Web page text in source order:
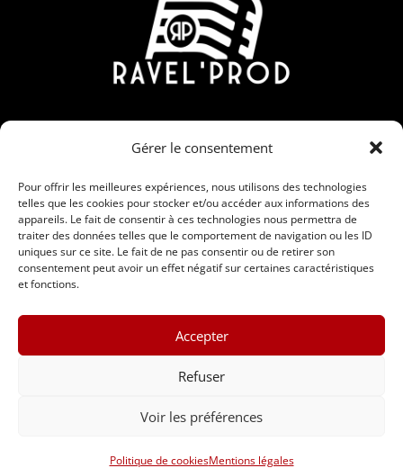
Gérer le consentement
Pour offrir les meilleures expériences, nous utilisons des technologies
telles que les cookies pour stocker et/ou accéder aux informations des
appareils. Le fait de consentir à ces technologies nous permettra de
traiter des données telles que le comportement de navigation ou les ID
uniques sur ce site. Le fait de ne pas consentir ou de retirer son
consentement peut avoir un effet négatif sur certaines caractéristiques
et fonctions.
Accepter
Refuser
Voir les préférences
Politique de cookiesMentions légales
Saint-Chaptes
06 95 15 00 28 / 09 86 56 91 26
contact@ravelprod.fr